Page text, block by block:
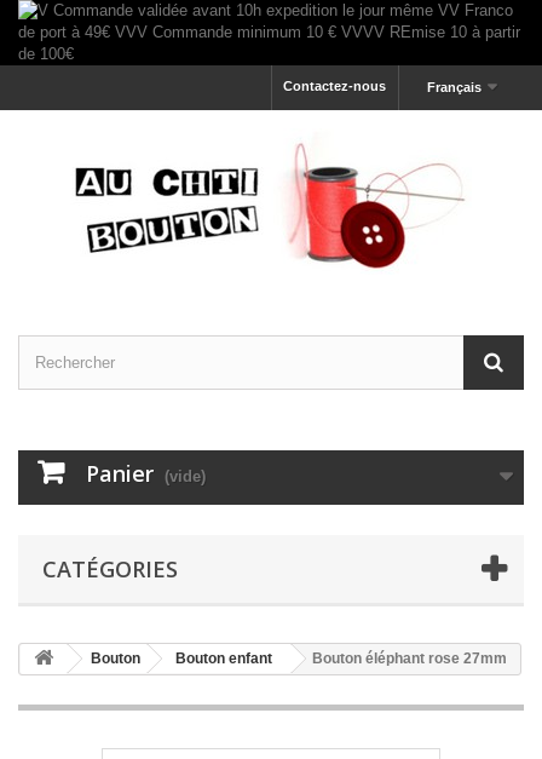
Français
Contactez-nous
Panier (vide)
CATÉGORIES
Bouton Bouton enfant Bouton éléphant rose 27mm